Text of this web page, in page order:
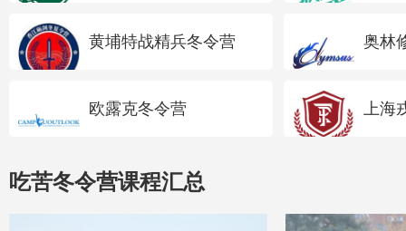
黄埔特战精兵冬令营 奥林
欧露克冬令营 上海
吃苦冬令营课程汇总